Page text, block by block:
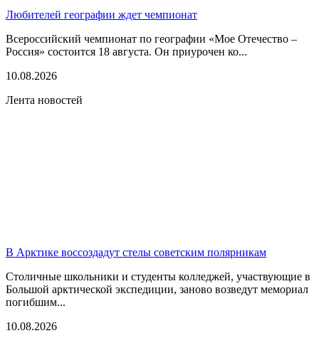
Любителей географии ждет чемпионат
Всероссийский чемпионат по географии «Мое Отечество –
Россия» состоится 18 августа. Он приурочен ко...
10.08.2026
Лента новостей
В Арктике воссоздадут стелы советским полярникам
Столичные школьники и студенты колледжей, участвующие в
Большой арктической экспедиции, заново возведут мемориал
погибшим...
10.08.2026